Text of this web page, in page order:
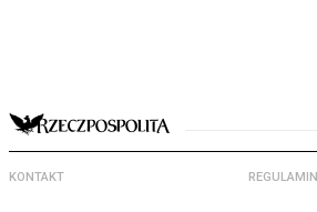
KONTAKT REGULAMIN